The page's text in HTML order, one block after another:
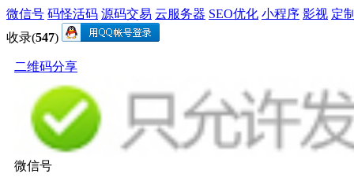
微信号 码怪活码 源码交易 云服务器 SEO优化 小程序 影视 定
收录(547)
二维码分享
微信号